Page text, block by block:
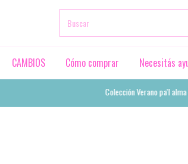
CAMBIOS Cómo comprar Necesitás
Colección Verano pa'l alma